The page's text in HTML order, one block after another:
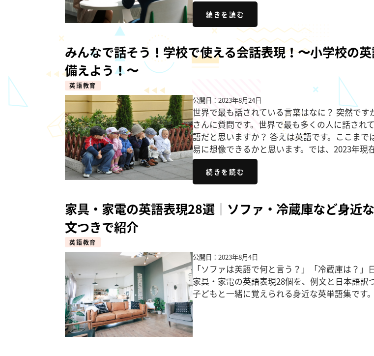
続きを読む
みんなで話そう！学校で使える会話表現！〜小学校の
備えよう！〜
英語教育
公開日：2023年8月24日
世界で最も話されている言葉はなに？ 突然です
さんに質問です。世界で最も多くの人に話され
語だと思いますか？ 答えは英語です。ここまで
易に想像できるかと思います。では、2023年現
続きを読む
家具・家電の英語表現28選｜ソファ・冷蔵庫など身近
文つきで紹介
英語教育
公開日：2023年8月4日
「ソファは英語で何と言う？」「冷蔵庫は？」
家具・家電の英語表現28個を、例文と日本語訳
子どもと一緒に覚えられる身近な英単語集です。